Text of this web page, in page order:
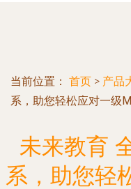
当前位置： 首页 > 产品
系，助您轻松应对一级
未来教育
系，助您轻